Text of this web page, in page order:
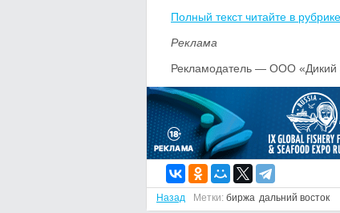
Полный текст читайте в
Реклама
Рекламодатель — ООО «Дикий
Назад Метки: биржа дальний восток